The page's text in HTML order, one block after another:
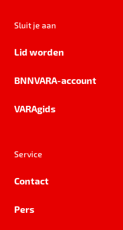
Sluit je aan
Lid worden
BNNVARA-account
VARAgids
Service
Contact
Pers